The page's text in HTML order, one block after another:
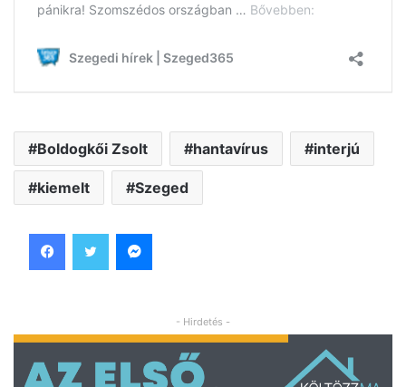
Boldogkői Zsolt hantavírus interjú
kiemelt Szeged
- Hirdetés -